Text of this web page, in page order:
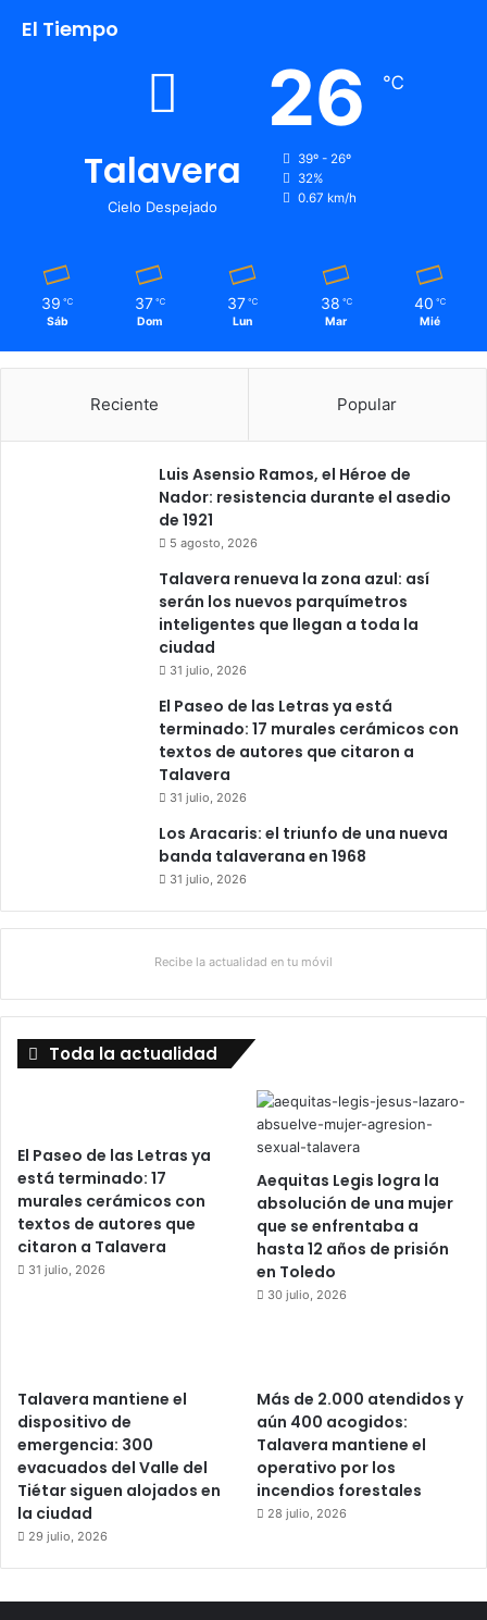
El Tiempo
Talavera
Cielo Despejado
26 ℃
39º - 26º
32%
0.67 km/h
39 ℃
Sáb
37 ℃
Dom
37 ℃
Lun
38 ℃
Mar
40 ℃
Mié
Reciente Popular
Luis Asensio Ramos, el Héroe de
Nador: resistencia durante el asedio
de 1921
5 agosto, 2026
Talavera renueva la zona azul: así
serán los nuevos parquímetros
inteligentes que llegan a toda la
ciudad
31 julio, 2026
El Paseo de las Letras ya está
terminado: 17 murales cerámicos con
textos de autores que citaron a
Talavera
31 julio, 2026
Los Aracaris: el triunfo de una nueva
banda talaverana en 1968
31 julio, 2026
Recibe la actualidad en tu móvil
Toda la actualidad
El Paseo de las Letras ya
está terminado: 17
murales cerámicos con
textos de autores que
citaron a Talavera
31 julio, 2026
Aequitas Legis logra la
absolución de una mujer
que se enfrentaba a
hasta 12 años de prisión
en Toledo
30 julio, 2026
Talavera mantiene el
dispositivo de
emergencia: 300
evacuados del Valle del
Tiétar siguen alojados en
la ciudad
29 julio, 2026
Más de 2.000 atendidos y
aún 400 acogidos:
Talavera mantiene el
operativo por los
incendios forestales
28 julio, 2026